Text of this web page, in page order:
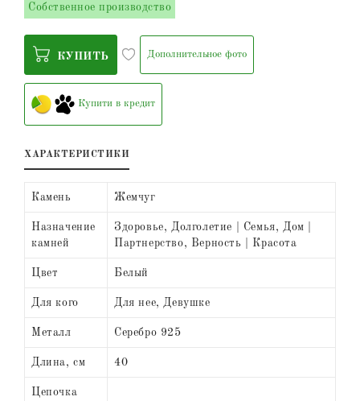
Собственное производство
КУПИТЬ Дополнительное фото
Купити в кредит
ХАРАКТЕРИСТИКИ
Камень Жемчуг
Назначение
камней
Здоровье, Долголетие | Семья, Дом |
Партнерство, Верность | Красота
Цвет Белый
Для кого Для нее, Девушке
Металл Серебро 925
Длина, см 40
Цепочка